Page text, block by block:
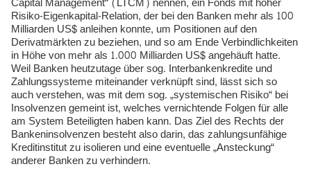
Risiko-Eigenkapital-Relation, der bei den Banken mehr als 100
Milliarden US$ anleihen konnte, um Positionen auf den
Derivatmärkten zu beziehen, und so am Ende Verbindlichkeiten
in Höhe von mehr als 1.000 Milliarden US$ angehäuft hatte.
Weil Banken heutzutage über sog. Interbankenkredite und
Zahlungssysteme miteinander verknüpft sind, lässt sich so
auch verstehen, was mit dem sog. „systemischen Risiko“ bei
Insolvenzen gemeint ist, welches vernichtende Folgen für alle
am System Beteiligten haben kann. Das Ziel des Rechts der
Bankeninsolvenzen besteht also darin, das zahlungsunfähige
Kreditinstitut zu isolieren und eine eventuelle „Ansteckung“
anderer Banken zu verhindern.